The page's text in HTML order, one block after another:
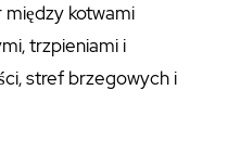
między kotwami
trzpieniami i
stref brzegowych i